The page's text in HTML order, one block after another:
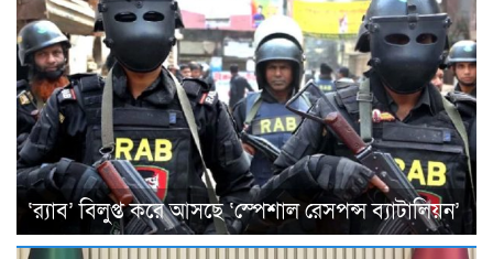
‘র‌্যাব’ বিলুপ্ত করে আসছে ‘স্পেশাল রেসপন্স ব্যাটালিয়ন’